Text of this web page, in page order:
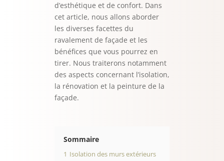
d’esthétique et de confort. Dans
cet article, nous allons aborder
les diverses facettes du
ravalement de façade et les
bénéfices que vous pourrez en
tirer. Nous traiterons notamment
des aspects concernant l’isolation,
la rénovation et la peinture de la
façade.
Sommaire
1 Isolation des murs extérieurs